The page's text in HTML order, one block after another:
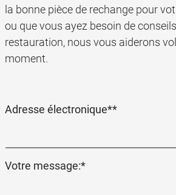
la bonne pièce de rechange pour
ou que vous ayez besoin de
restauration, nous vous aiderons
moment.
Champ
Adresse électronique**
Champ
Votre message:*